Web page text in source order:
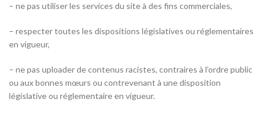
– ne pas utiliser les services du site à des fins commerciales,
– respecter toutes les dispositions législatives ou réglementaires
en vigueur,
– ne pas uploader de contenus racistes, contraires à l’ordre public
ou aux bonnes mœurs ou contrevenant à une disposition
législative ou réglementaire en vigueur.